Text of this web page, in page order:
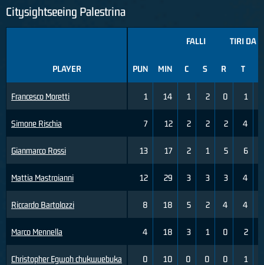
Citysightseeing Palestrina
PLAYER
Francesco Moretti
Simone Rischia
Gianmarco Rossi
Mattia Mastroianni
Riccardo Bartolozzi
Marco Mennella
Christopher Egwoh chukwuebuka
FALLI TIRI DA 2
PUN MIN C S R T
1 14 1 2 0 1
7 12 2 2 2 4
13 17 2 1 5 6
12 29 3 3 3 4
8 18 5 2 4 4
4 18 3 1 0 2
0 10 0 0 0 1